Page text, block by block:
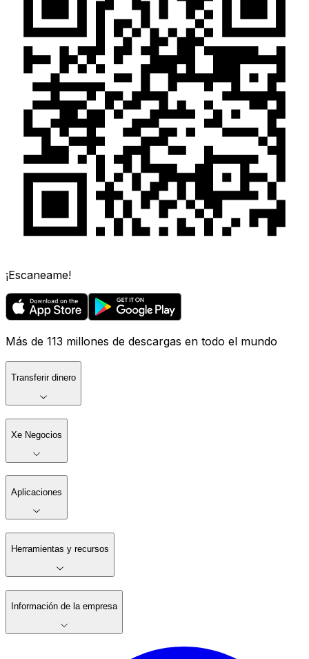
¡Escaneame!
Más de 113 millones de descargas en todo el mundo
Transferir dinero
Xe Negocios
Aplicaciones
Herramientas y recursos
Información de la empresa